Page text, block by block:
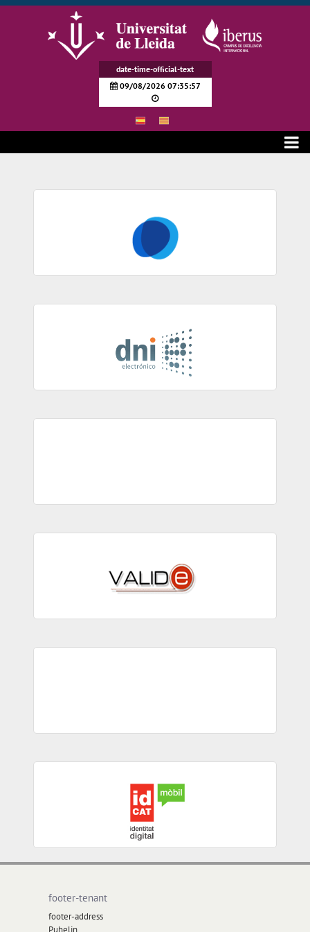
Siirry pääsisältöön
date-time-official-text
09/08/2026 07:35:58
footer-tenant
footer-address
Puhelin